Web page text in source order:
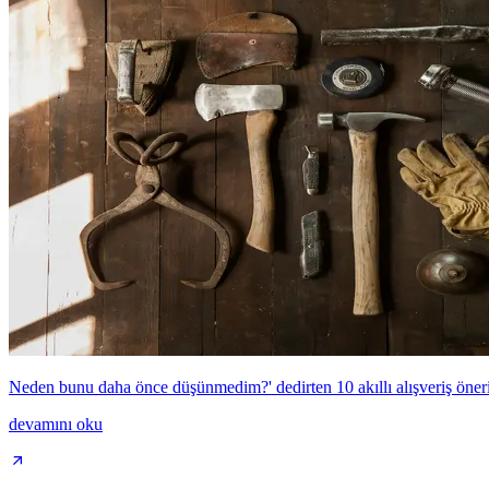
Neden bunu daha önce düşünmedim?' dedirten 10 akıllı alışveriş
devamını oku